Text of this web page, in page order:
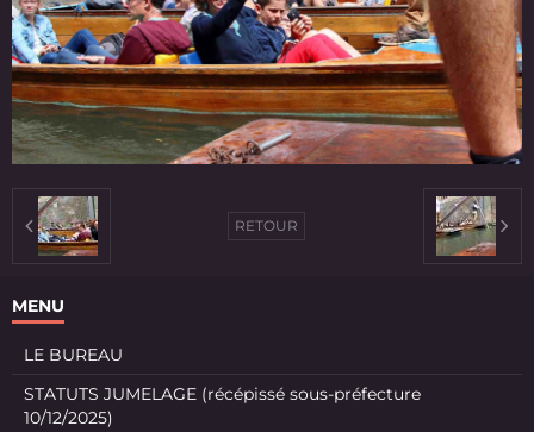
RETOUR
MENU
LE BUREAU
STATUTS JUMELAGE (récépissé sous-préfecture
10/12/2025)